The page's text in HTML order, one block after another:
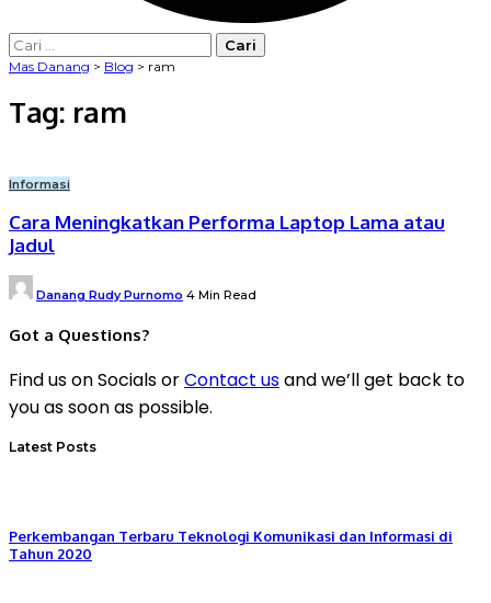
Cari
untuk:
Mas Danang > Blog > ram
Tag: ram
Informasi
Cara Meningkatkan Performa Laptop Lama atau
Jadul
Posted
by
Danang Rudy Purnomo 4 Min Read
Got a Questions?
Find us on Socials orContact usand we’ll get back to
you as soon as possible.
Latest Posts
Perkembangan Terbaru Teknologi Komunikasi dan Informasi di
Tahun 2020